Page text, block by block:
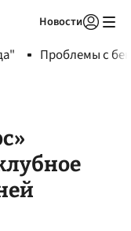
Новости
Проблемы с